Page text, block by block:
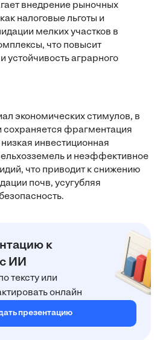
внедрение рыночных
налоговые льготы и
мелких участков в
что повысит
устойчивость аграрного
экономических стимулов, в
фрагментация
инвестиционная
и неэффективное
что приводит к снижению
почв, усугубляя
к
ИИ
тексту или
онлайн
презентацию